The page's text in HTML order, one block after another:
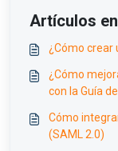
Artículos
¿Cómo crear
¿Cómo
con la Guía
Cómo
(SAML 2.0)